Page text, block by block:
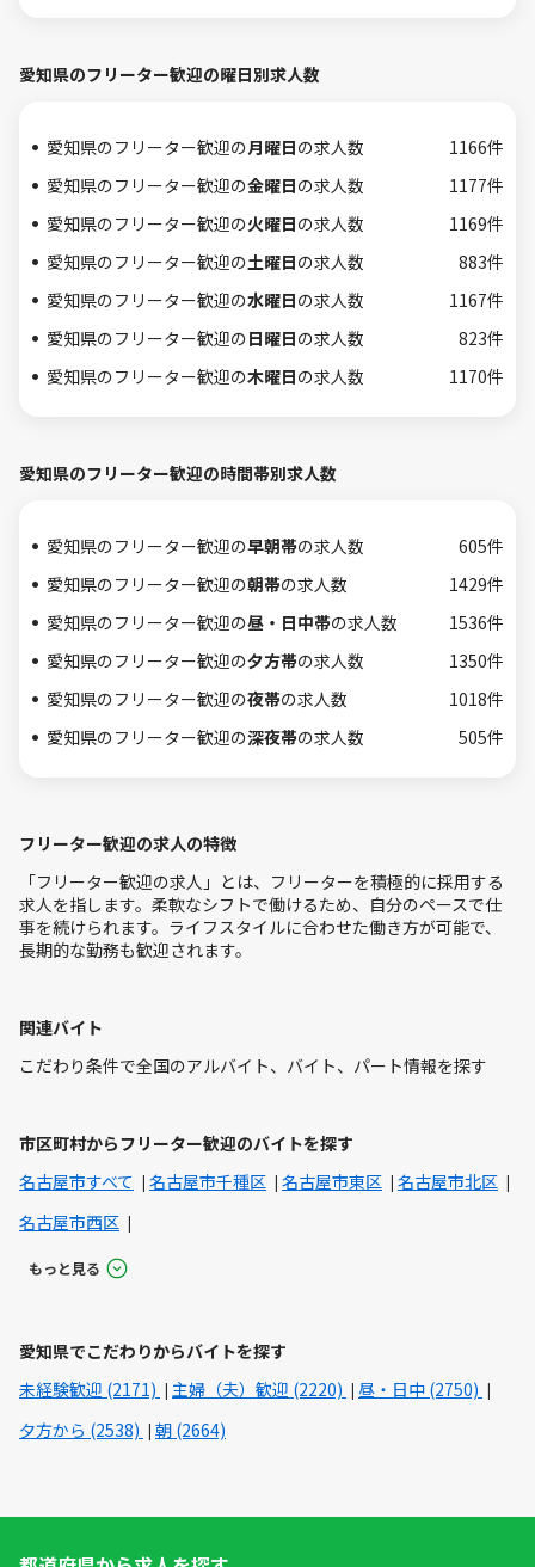
愛知県のフリーター歓迎の曜日別求人数
愛知県のフリーター歓迎の月曜日の求人数
1166件
愛知県のフリーター歓迎の金曜日の求人数
1177件
愛知県のフリーター歓迎の火曜日の求人数
1169件
愛知県のフリーター歓迎の土曜日の求人数
883件
愛知県のフリーター歓迎の水曜日の求人数
1167件
愛知県のフリーター歓迎の日曜日の求人数
823件
愛知県のフリーター歓迎の木曜日の求人数 1170件
愛知県のフリーター歓迎の時間帯別求人数
愛知県のフリーター歓迎の早朝帯の求人数
605件
愛知県のフリーター歓迎の朝帯の求人数
1429件
愛知県のフリーター歓迎の昼・日中帯の求人数
1536件
愛知県のフリーター歓迎の夕方帯の求人数
1350件
愛知県のフリーター歓迎の夜帯の求人数
1018件
愛知県のフリーター歓迎の深夜帯の求人数 505件
フリーター歓迎の求人の特徴
「フリーター歓迎の求人」とは、フリーターを積極的に採用する
求人を指します。柔軟なシフトで働けるため、自分のペースで仕
事を続けられます。ライフスタイルに合わせた働き方が可能で、
長期的な勤務も歓迎されます。
関連バイト
こだわり条件で全国のアルバイト、バイト、パート情報を探す
市区町村からフリーター歓迎のバイトを探す
名古屋市すべて
名古屋市千種区 名古屋市東区
名古屋市北区
名古屋市西区
もっと見る
愛知県でこだわりからバイトを探す
未経験歓迎 (2171)
主婦（夫）歓迎 (2220)
昼・日中 (2750)
夕方から (2538)
朝 (2664)